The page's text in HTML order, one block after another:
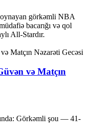
görkəmli NBA
bacarığı və qol
All-Stardır.
və Matçın